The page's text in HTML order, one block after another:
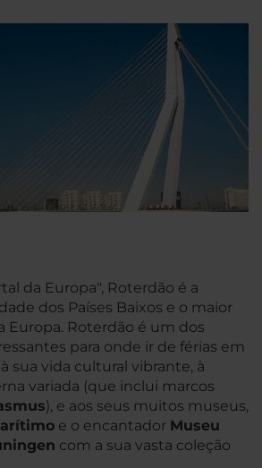
da Europa", Roterdão é a
dos Países Baixos e o maior
Europa. Roterdão é um dos
para onde ir de férias em
sua vida cultural vibrante, à
variada (que inclui marcos
), e aos seus muitos museus,
e o encantador Museu
com a sua vasta coleção